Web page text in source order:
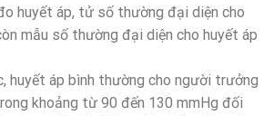
huyết áp, tử số thường đại diện cho
mẫu số thường đại diện cho huyết áp
huyết áp bình thường cho người trưởng
khoảng từ 90 đến 130 mmHg đối